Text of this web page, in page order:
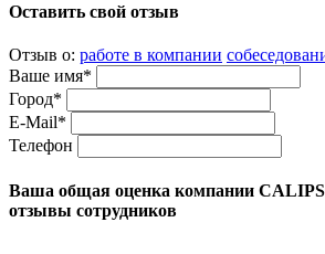
Оставить свой отзыв
Отзыв о: работе в компании
Ваше имя*
Город*
E-Mail*
Телефон
Ваша общая оценка компании
отзывы сотрудников